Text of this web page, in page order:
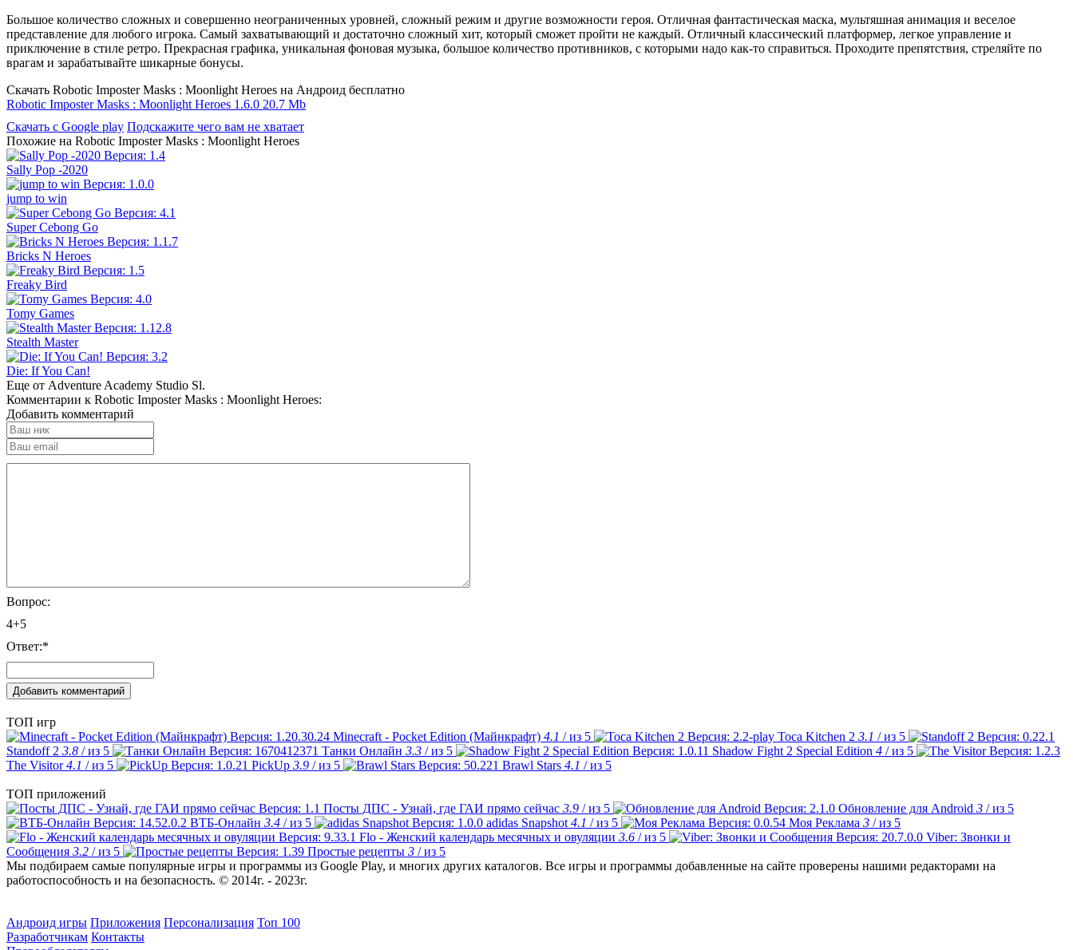
Большое количество сложных и совершенно неограниченных уровней, сложный режим и другие возможности героя. Отличная фантастическая маска, мультяшная анимация и веселое
представление для любого игрока. Самый захватывающий и достаточно сложный хит, который сможет пройти не каждый. Отличный классический платформер, легкое управление и
приключение в стиле ретро. Прекрасная графика, уникальная фоновая музыка, большое количество противников, с которыми надо как-то справиться. Проходите препятствия, стреляйте по
врагам и зарабатывайте шикарные бонусы.
Скачать Robotic Imposter Masks : Moonlight Heroes на Андроид бесплатно
Robotic Imposter Masks : Moonlight Heroes 1.6.0 20.7 Mb
Скачать с Google play Подскажите чего вам не хватает
Похожие на Robotic Imposter Masks : Moonlight Heroes
Sally Pop -2020
jump to win
Super Cebong Go
Bricks N Heroes
Freaky Bird
Tomy Games
Stealth Master
Die: If You Can!
Еще от Adventure Academy Studio Sl.
Комментарии к Robotic Imposter Masks : Moonlight Heroes:
Добавить комментарий
Вопрос:
4+5
Ответ:*
ТОП игр
Minecraft - Pocket Edition (Майнкрафт) 4.1 / из 5 Toca Kitchen 2 3.1 / из 5
Standoff 2 3.8 / из 5 Танки Онлайн 3.3 / из 5 Shadow Fight 2 Special Edition 4 / из 5
The Visitor4.1 / из 5 PickUp 3.9 / из 5 Brawl Stars 4.1 / из 5
ТОП приложений
Посты ДПС - Узнай, где ГАИ прямо сейчас 3.9 / из 5 Обновление для Android 3 / из 5
ВТБ-Онлайн 3.4 / из 5 adidas Snapshot 4.1 / из 5 Моя Реклама 3 / из 5
Flo - Женский календарь месячных и овуляции 3.6 / из 5
Viber: Звонки и
Сообщения 3.2 / из 5 Простые рецепты 3 / из 5
Мы подбираем самые популярные игры и программы из Google Play, и многих других каталогов. Все игры и программы добавленные на сайте проверены нашими редакторами на
работоспособность и на безопасность. © 2014г. - 2023г.
Андроид игры Приложения Персонализация Топ 100
Разработчикам Контакты